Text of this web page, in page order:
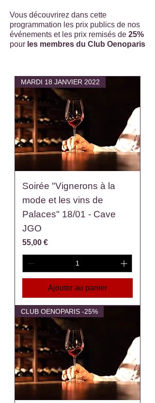
Vous découvrirez dans cette
programmation les prix publics de nos
événements et les prix remisés de 25%
pour les membres du Club Oenoparis
MARDI 18 JANVIER 2022
Soirée "Vignerons à la
mode et les vins de
Palaces" 18/01 - Cave
JGO
Prix
55,00 €
Ajouter au panier
CLUB OENOPARIS -25%